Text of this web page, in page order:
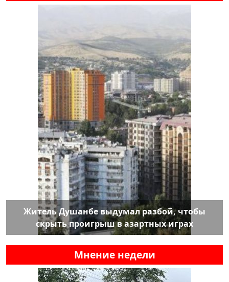
Житель Душанбе выдумал разбой, чтобы
скрыть проигрыш в азартных играх
Мнение недели